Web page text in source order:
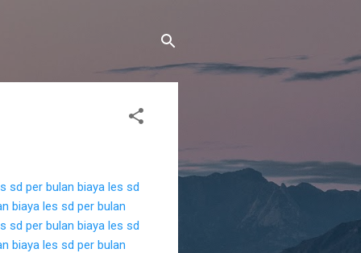
sd per bulan biaya les sd
biaya les sd per bulan
sd per bulan biaya les sd
biaya les sd per bulan